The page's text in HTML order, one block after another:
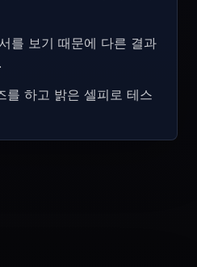
를 보기 때문에 다른 결과
를 하고 밝은 셀피로 테스